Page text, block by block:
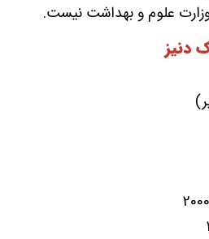
وزارت علوم و بهداشت نیست.
دنیز